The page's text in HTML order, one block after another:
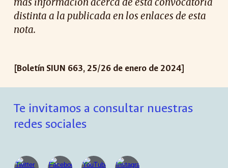
distinta a la publicada en los enlaces de esta
nota.
[Boletín SIUN 663, 25/26 de enero de 2024]
Te invitamos a consultar nuestras
redes sociales